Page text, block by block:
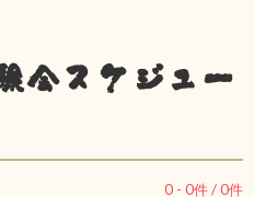
会スケジュー
0 - 0件 /0件